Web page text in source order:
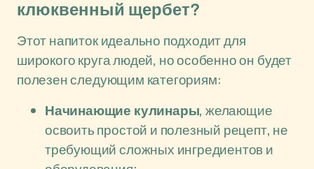
клюквенный щербет?
Этот напиток идеально подходит для
широкого круга людей, но особенно он будет
полезен следующим категориям:
Начинающие кулинары, желающие
освоить простой и полезный рецепт, не
требующий сложных ингредиентов и